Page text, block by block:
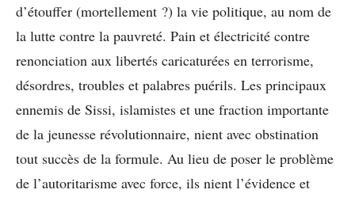
d’étouffer (mortellement ?) la vie politique, au nom de
la lutte contre la pauvreté. Pain et électricité contre
renonciation aux libertés caricaturées en terrorisme,
désordres, troubles et palabres puérils. Les principaux
ennemis de Sissi, islamistes et une fraction importante
de la jeunesse révolutionnaire, nient avec obstination
tout succès de la formule. Au lieu de poser le problème
de l’autoritarisme avec force, ils nient l’évidence et